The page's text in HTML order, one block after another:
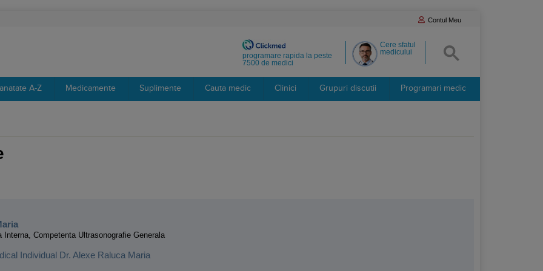
Contul Meu
Cere sfatul
medicului
programare rapida la peste
7500 de medici
A-Z Medicamente Suplimente Cauta medic Clinici Grupuri discutii Programari medic
Interna, Competenta Ultrasonografie Generala
Individual Dr. Alexe Raluca Maria